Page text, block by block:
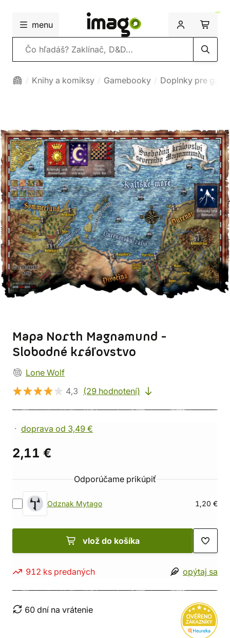
menu
Vyhľadávanie
Knihy a komiksy Gamebooky Doplnky pre
Mapa North Magnamund -
Slobodné kráľovstvo
Lone Wolf
4,3
(29 hodnotení)
doprava od 3,49 €
2,11 €
Odporúčame prikúpiť
Odznak Mytago 1,20 €
vlož do košíka
912 ks predaných opýtaj sa
60 dní na vrátenie